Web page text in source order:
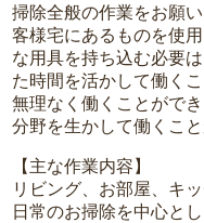
掃除全般の作業をお願
客様宅にあるものを使
な用具を持ち込む必要
た時間を活かして働く
無理なく働くことがで
分野を生かして働くこと
【主な作業内容】
リビング、お部屋、キ
日常のお掃除を中心と